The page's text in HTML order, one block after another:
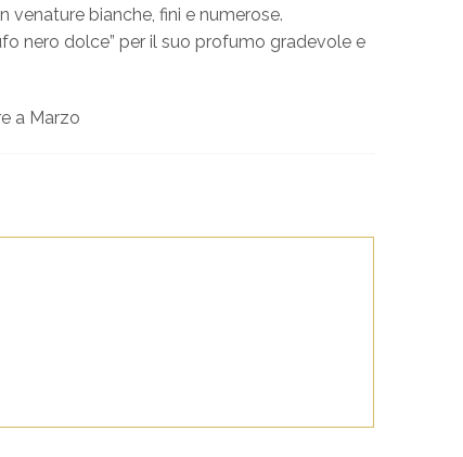
bianche, fini e numerose.
nero dolce” per il suo profumo gradevole e
a Marzo